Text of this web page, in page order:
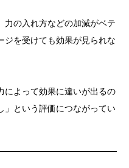
力の入れ方などの加減がベテ
ジを受けても効果が見られな
によって効果に違いが出るの
」という評価につながってい